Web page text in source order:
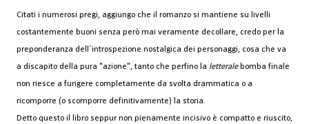
Citati i numerosi pregi, aggiungo che il romanzo si mantiene su livelli
costantemente buoni senza però mai veramente decollare, credo per la
preponderanza dell´introspezione nostalgica dei personaggi, cosa che va
a discapito della pura "azione", tanto che perfino la letterale bomba finale
non riesce a fungere completamente da svolta drammatica o a
ricomporre (o scomporre definitivamente) la storia.
Detto questo il libro seppur non pienamente incisivo è compatto e riuscito,